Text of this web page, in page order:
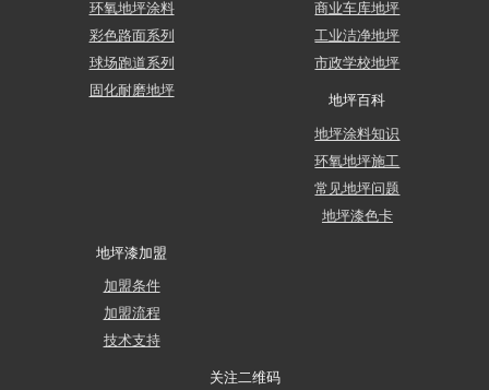
环氧地坪涂料
彩色路面系列
球场跑道系列
固化耐磨地坪
商业车库地坪
工业洁净地坪
市政学校地坪
地坪百科
地坪涂料知识
环氧地坪施工
常见地坪问题
地坪漆色卡
地坪漆加盟
加盟条件
加盟流程
技术支持
关注二维码